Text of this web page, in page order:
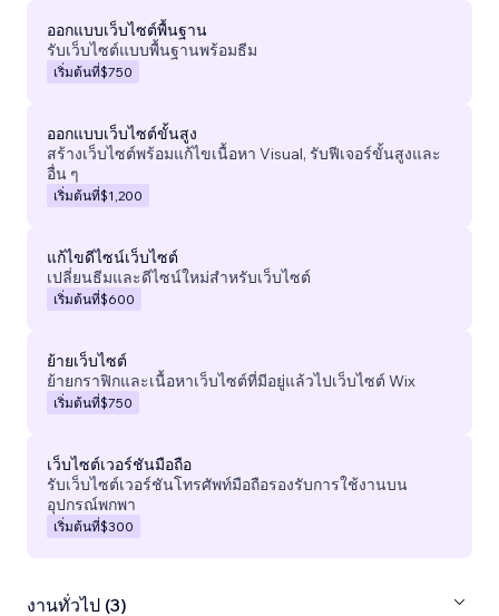
ออกแบบเว็บไซต์พื้นฐาน
รับเว็บไซต์แบบพื้นฐานพร้อมธีม
เริ่มต้นที่$750
ออกแบบเว็บไซต์ขั้นสูง
สร้างเว็บไซต์พร้อมแก้ไขเนื้อหา Visual, รับฟีเจอร์ขั้นสูงและ
อื่น ๆ
เริ่มต้นที่$1,200
แก้ไขดีไซน์เว็บไซต์
เปลี่ยนธีมและดีไซน์ใหม่สำหรับเว็บไซต์
เริ่มต้นที่$600
ย้ายเว็บไซต์
ย้ายกราฟิกและเนื้อหาเว็บไซต์ที่มีอยู่แล้วไปเว็บไซต์ Wix
เริ่มต้นที่$750
เว็บไซต์เวอร์ชันมือถือ
รับเว็บไซต์เวอร์ชันโทรศัพท์มือถือรองรับการใช้งานบน
อุปกรณ์พกพา
เริ่มต้นที่$300
งานทั่วไป (3)